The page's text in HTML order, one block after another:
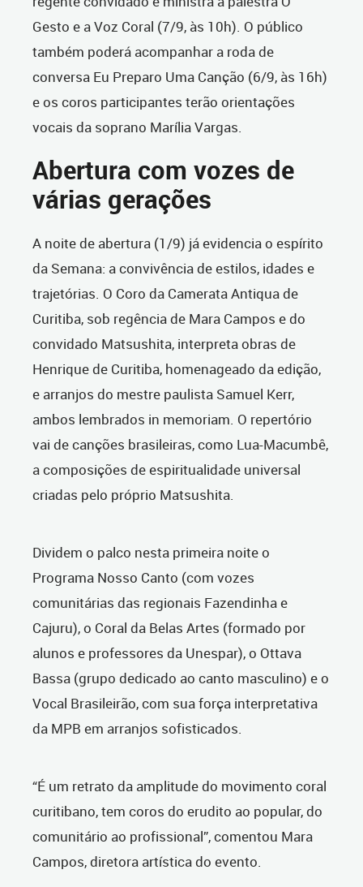
Gesto e a Voz Coral (7/9, às 10h). O público
também poderá acompanhar a roda de
conversa Eu Preparo Uma Canção (6/9, às 16h)
e os coros participantes terão orientações
vocais da soprano Marília Vargas.
Abertura com vozes de
várias gerações
A noite de abertura (1/9) já evidencia o espírito
da Semana: a convivência de estilos, idades e
trajetórias. O Coro da Camerata Antiqua de
Curitiba, sob regência de Mara Campos e do
convidado Matsushita, interpreta obras de
Henrique de Curitiba, homenageado da edição,
e arranjos do mestre paulista Samuel Kerr,
ambos lembrados in memoriam. O repertório
vai de canções brasileiras, como Lua-Macumbê,
a composições de espiritualidade universal
criadas pelo próprio Matsushita.
Dividem o palco nesta primeira noite o
Programa Nosso Canto (com vozes
comunitárias das regionais Fazendinha e
Cajuru), o Coral da Belas Artes (formado por
alunos e professores da Unespar), o Ottava
Bassa (grupo dedicado ao canto masculino) e o
Vocal Brasileirão, com sua força interpretativa
da MPB em arranjos sofisticados.
“É um retrato da amplitude do movimento coral
curitibano, tem coros do erudito ao popular, do
comunitário ao profissional”, comentou Mara
Campos, diretora artística do evento.